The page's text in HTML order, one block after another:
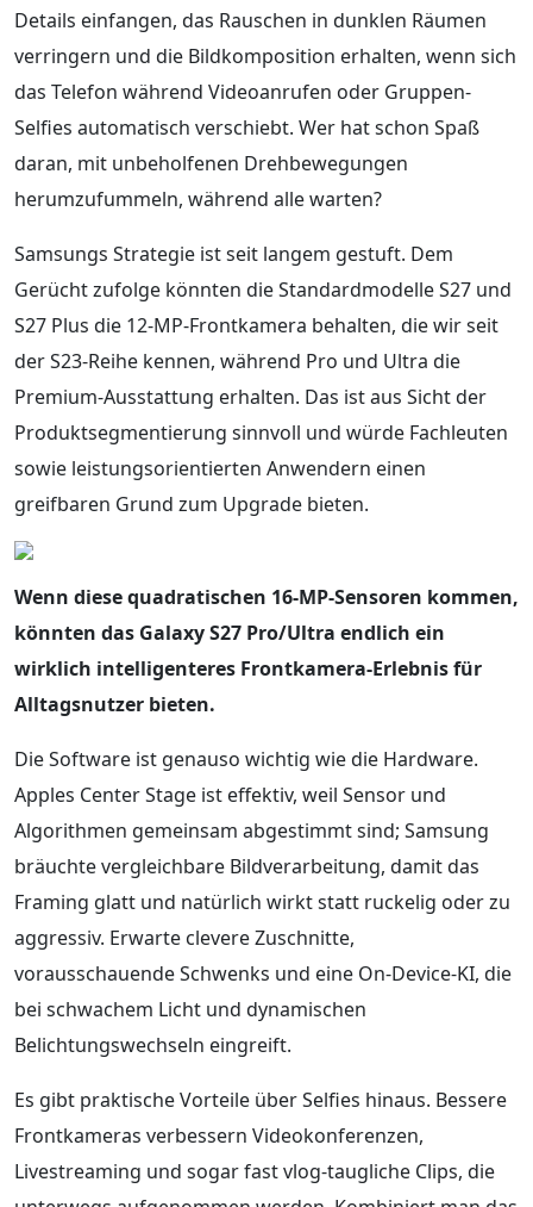
Details einfangen, das Rauschen in dunklen Räumen
verringern und die Bildkomposition erhalten, wenn sich
das Telefon während Videoanrufen oder Gruppen-
Selfies automatisch verschiebt. Wer hat schon Spaß
daran, mit unbeholfenen Drehbewegungen
herumzufummeln, während alle warten?
Samsungs Strategie ist seit langem gestuft. Dem
Gerücht zufolge könnten die Standardmodelle S27 und
S27 Plus die 12‑MP-Frontkamera behalten, die wir seit
der S23‑Reihe kennen, während Pro und Ultra die
Premium-Ausstattung erhalten. Das ist aus Sicht der
Produktsegmentierung sinnvoll und würde Fachleuten
sowie leistungsorientierten Anwendern einen
greifbaren Grund zum Upgrade bieten.
Wenn diese quadratischen 16‑MP-Sensoren kommen,
könnten das Galaxy S27 Pro/Ultra endlich ein
wirklich intelligenteres Frontkamera-Erlebnis für
Alltagsnutzer bieten.
Die Software ist genauso wichtig wie die Hardware.
Apples Center Stage ist effektiv, weil Sensor und
Algorithmen gemeinsam abgestimmt sind; Samsung
bräuchte vergleichbare Bildverarbeitung, damit das
Framing glatt und natürlich wirkt statt ruckelig oder zu
aggressiv. Erwarte clevere Zuschnitte,
vorausschauende Schwenks und eine On-Device-KI, die
bei schwachem Licht und dynamischen
Belichtungswechseln eingreift.
Es gibt praktische Vorteile über Selfies hinaus. Bessere
Frontkameras verbessern Videokonferenzen,
Livestreaming und sogar fast vlog-taugliche Clips, die